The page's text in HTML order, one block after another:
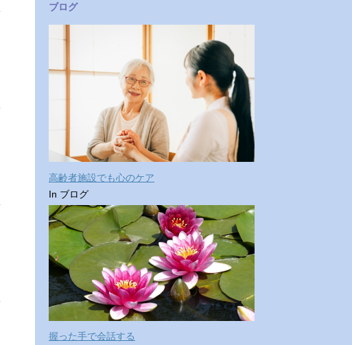
ブログ
高齢者施設でも心のケア
In ブログ
握った手で会話する